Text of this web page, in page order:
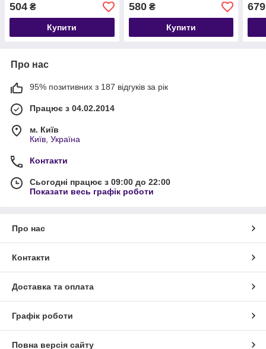
504 ₴
Купити
580₴
Купити
679
Про нас
95% позитивних з 187 відгуків за рік
Працює з 04.02.2014
м. Київ
Київ, Україна
Контакти
Сьогодні працює з 09:00 до 22:00
Показати весь графік роботи
Про нас
Контакти
Доставка та оплата
Графік роботи
Повна версія сайту